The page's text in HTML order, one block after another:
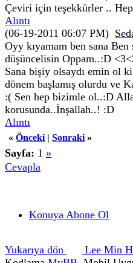
Çeviri için teşekkürler ..
Alıntı
(06-19-2011 06:07 PM)
Oyy kıyamam ben sana
düşüncelisin Oppam..:D
Sana bişiy olsaydı emin ol
dönem başlamış olurdu ve
:( Sen hep bizimle ol..:D
korusunda..İnşallah..! :D
Alıntı
« Önceki | Sonraki »
Sayfa: 1 »
Cevapla
Konuya Abone Ol
Yukarıya dön
Lee Min